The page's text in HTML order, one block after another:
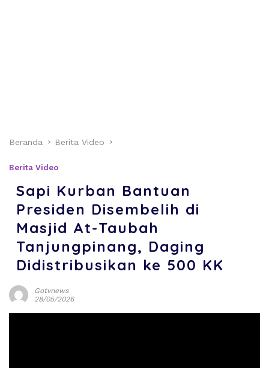
Beranda Berita Video
Berita Video
Sapi Kurban Bantuan
Presiden Disembelih di
Masjid At-Taubah
Tanjungpinang, Daging
Didistribusikan ke 500 KK
Gotvnews
28/05/2026